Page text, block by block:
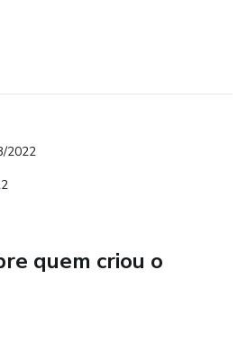
seu crescimento?
mesmos resultados!
estão indo para o próximo
a obtenção de resultados.
2022
quem criou o